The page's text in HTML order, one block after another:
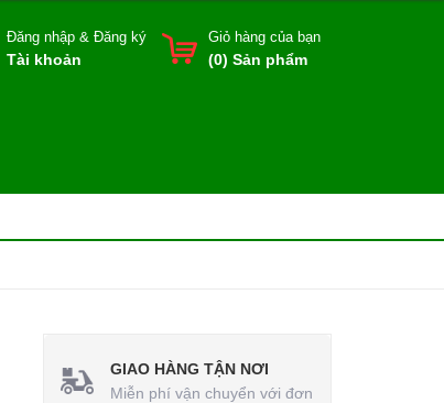
Giỏ hàng của bạn
(0) Sản phẩm
Đăng nhập & Đăng ký
Tài khoản
GIAO HÀNG TẬN NƠI
Miễn phí vận chuyển với đơn